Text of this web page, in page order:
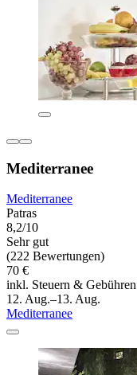
Mediterranee
Mediterranee
Patras
8,2/10
Sehr gut
(222 Bewertungen)
70 €
inkl. Steuern & Gebühren
12. Aug.–13. Aug.
Mediterranee